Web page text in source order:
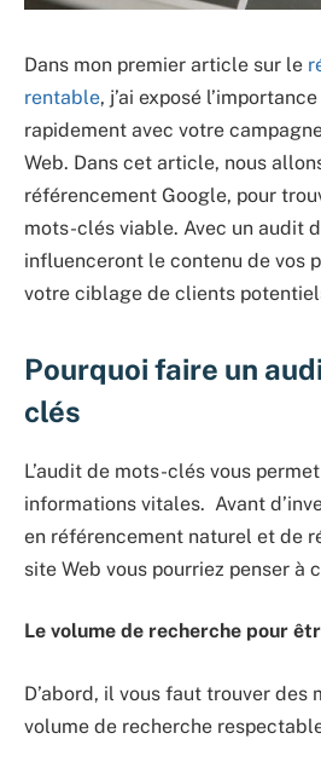
Dans mon premier article sur le
rentable, j’ai exposé
rapidement avec votre
Web. Dans cet article, nous
référencement Google, pour
mots-clés viable. Avec un audit
influenceront le contenu de vos
votre ciblage de clients
Pourquoi faire un
clés
L’audit de mots-clés vous
informations vitales. Avant
en référencement naturel et de
site Web vous pourriez penser à
Le volume de recherche pour
D’abord, il vous faut trouver des
volume de recherche